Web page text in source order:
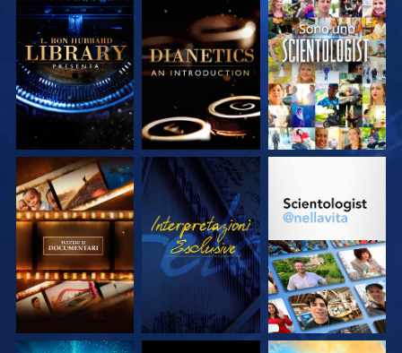
ESPLORA LE
SERIE
ESPLORA LE
SERIE
GUARDA
ESPLORA LE
SERIE
GUARDA
ESPLORA LE